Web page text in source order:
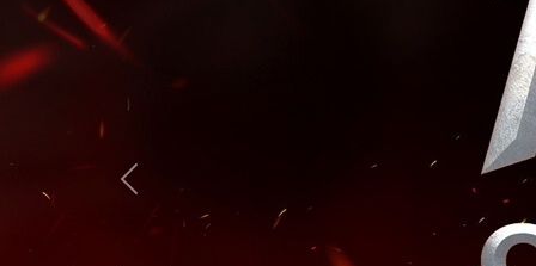
Previous